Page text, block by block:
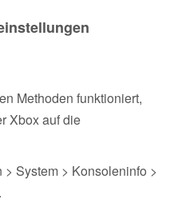
Methoden funktioniert,
Xbox auf die
System > Konsoleninfo >